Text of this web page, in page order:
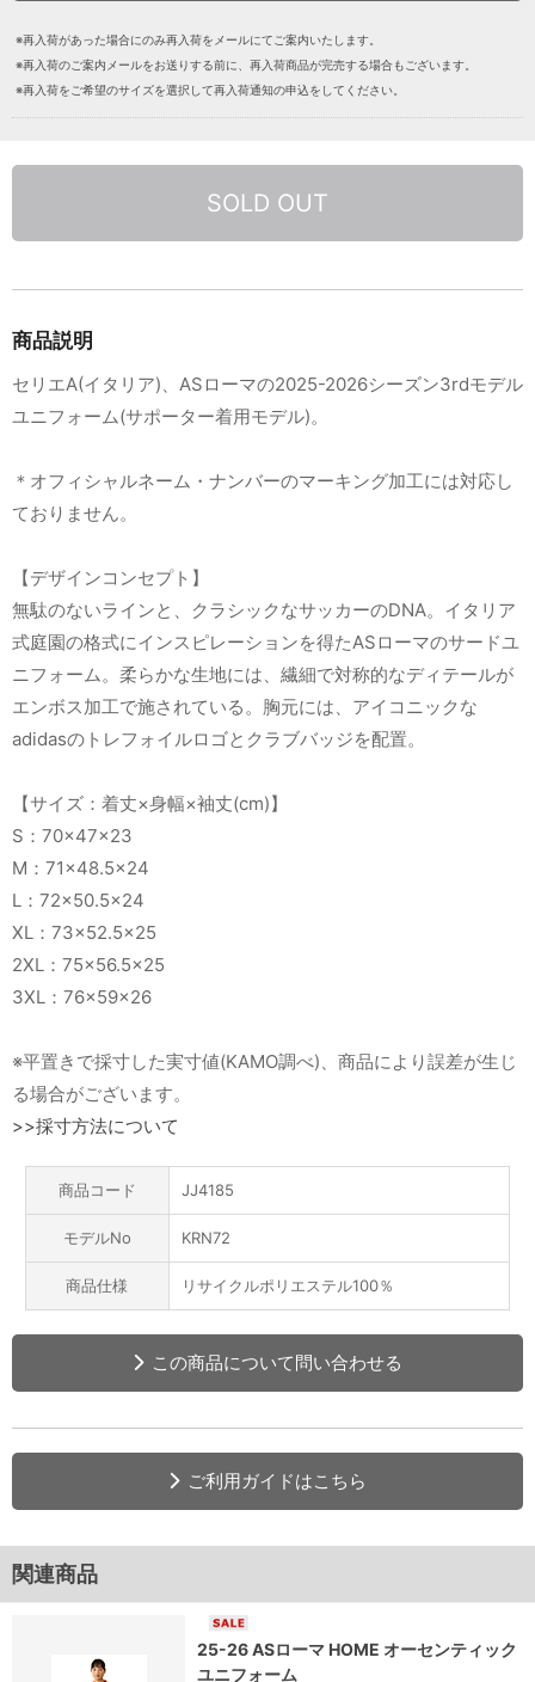
※再入荷があった場合にのみ再入荷をメールにてご案内いたします。
※再入荷のご案内メールをお送りする前に、再入荷商品が完売する場合もございます。
※再入荷をご希望のサイズを選択して再入荷通知の申込をしてください。
SOLD OUT
商品説明
セリエA(イタリア)、ASローマの2025-2026シーズン3rdモデル
ユニフォーム(サポーター着用モデル)。
＊オフィシャルネーム・ナンバーのマーキング加工には対応し
ておりません。
【デザインコンセプト】
無駄のないラインと、クラシックなサッカーのDNA。イタリア
式庭園の格式にインスピレーションを得たASローマのサードユ
ニフォーム。柔らかな生地には、繊細で対称的なディテールが
エンボス加工で施されている。胸元には、アイコニックな
adidasのトレフォイルロゴとクラブバッジを配置。
【サイズ：着丈×身幅×袖丈(cm)】
S：70×47×23
M：71×48.5×24
L：72×50.5×24
XL：73×52.5×25
2XL：75×56.5×25
3XL：76×59×26
※平置きで採寸した実寸値(KAMO調べ)、商品により誤差が生じ
る場合がございます。
>>採寸方法について
商品コード JJ4185
モデルNo KRN72
商品仕様 リサイクルポリエステル100％
この商品について問い合わせる
ご利用ガイドはこちら
関連商品
25-26 ASローマ HOME オーセンティック
ユニフォーム